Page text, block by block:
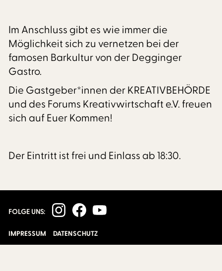
Im Anschluss gibt es wie immer die
Möglichkeit sich zu vernetzen bei der
famosen Barkultur von der Degginger
Gastro.
Die Gastgeber*innen der KREATIVBEHÖRDE
und des Forums Kreativwirtschaft e.V. freuen
sich auf Euer Kommen!
Der Eintritt ist frei und Einlass ab 18:30.
IMPRESSUM DATENSCHUTZ
FOLGE UNS: